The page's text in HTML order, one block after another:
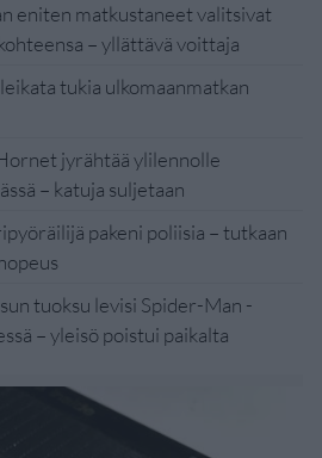
eniten matkustaneet valitsivat
– yllättävä voittaja
tukia ulkomaanmatkan
jyrähtää ylilennolle
– katuja suljetaan
pakeni poliisia – tutkaan
tuoksu levisi Spider-Man -
– yleisö poistui paikalta